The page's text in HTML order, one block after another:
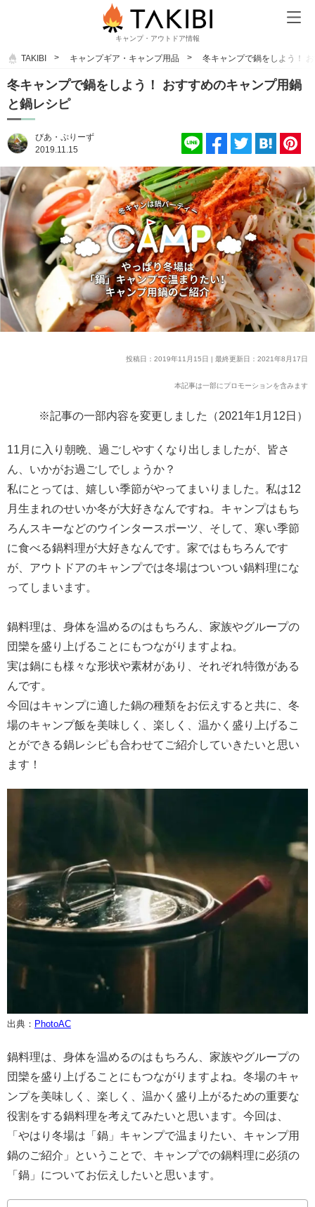
キャンプ・アウトドア情報
TAKIBI キャンプギア・キャンプ用品 冬キャンプで鍋をしよう！
冬キャンプで鍋をしよう！ おすすめのキャンプ用鍋
と鍋レシピ
びあ・ぷりーず
2019.11.15
投稿日：2019年11月15日 | 最終更新日：2021年8月17日
本記事は一部にプロモーションを含みます
※記事の一部内容を変更しました（2021年1月12日）
11月に入り朝晩、過ごしやすくなり出しましたが、皆さ
ん、いかがお過ごしでしょうか？
私にとっては、嬉しい季節がやってまいりました。私は12
月生まれのせいか冬が大好きなんですね。キャンプはもち
ろんスキーなどのウインタースポーツ、そして、寒い季節
に食べる鍋料理が大好きなんです。家ではもちろんです
が、アウトドアのキャンプでは冬場はついつい鍋料理にな
ってしまいます。
鍋料理は、身体を温めるのはもちろん、家族やグループの
団欒を盛り上げることにもつながりますよね。
実は鍋にも様々な形状や素材があり、それぞれ特徴がある
んです。
今回はキャンプに適した鍋の種類をお伝えすると共に、冬
場のキャンプ飯を美味しく、楽しく、温かく盛り上げるこ
とができる鍋レシピも合わせてご紹介していきたいと思い
ます！
出典： PhotoAC
鍋料理は、身体を温めるのはもちろん、家族やグループの
団欒を盛り上げることにもつながりますよね。冬場のキャ
ンプを美味しく、楽しく、温かく盛り上がるための重要な
役割をする鍋料理を考えてみたいと思います。今回は、
「やはり冬場は「鍋」キャンプで温まりたい、キャンプ用
鍋のご紹介」ということで、キャンプでの鍋料理に必須の
「鍋」についてお伝えしたいと思います。